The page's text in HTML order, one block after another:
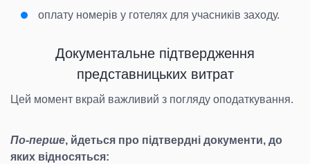
оплату номерів у готелях для учасників заходу.
Документальне підтвердження
представницьких витрат
Цей момент вкрай важливий з погляду оподаткування.
По-перше, йдеться про підтвердні документи, до
яких відносяться: